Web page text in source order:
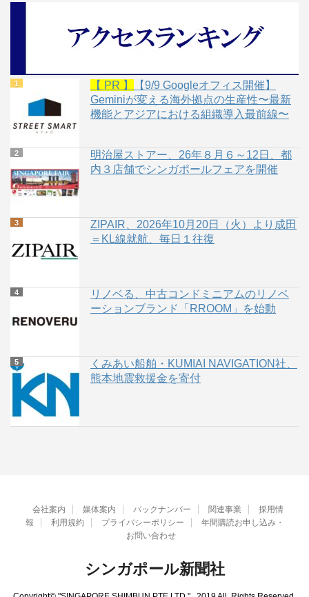
【 PR 】
【9/9 Googleオフィス開催】
Geminiが変える海外拠点の生産性〜最新
機能とアジアにおける組織導入最前線〜
明治屋ストアー、26年８月６～12日、都
内３店舗でシンガポールフェアを開催
ZIPAIR、2026年10月20日（火）より成田
＝KL線就航、毎日１往復
リノベる、中古コンドミニアムのリノベ
ーションブランド「RROOM」を始動
くみあい船舶・KUMIAI NAVIGATION社、
熊本地震救援金を寄付
会社案内 媒体案内 バックナンバー 関連事業
採用情
報
利用規約 プライバシーポリシー
年間購読お申し込み・
お問い合わせ
シンガポール新聞社